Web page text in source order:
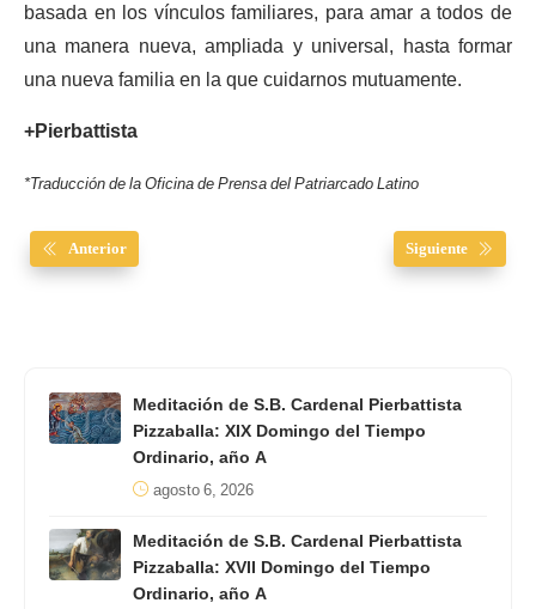
basada en los vínculos familiares, para amar a todos de
una manera nueva, ampliada y universal, hasta formar
una nueva familia en la que cuidarnos mutuamente.
+Pierbattista
*Traducción de la Oficina de Prensa del Patriarcado Latino
Anterior Siguiente
Meditación de S.B. Cardenal Pierbattista
Pizzaballa: XIX Domingo del Tiempo
Ordinario, año A
agosto 6, 2026
Meditación de S.B. Cardenal Pierbattista
Pizzaballa: XVII Domingo del Tiempo
Ordinario, año A